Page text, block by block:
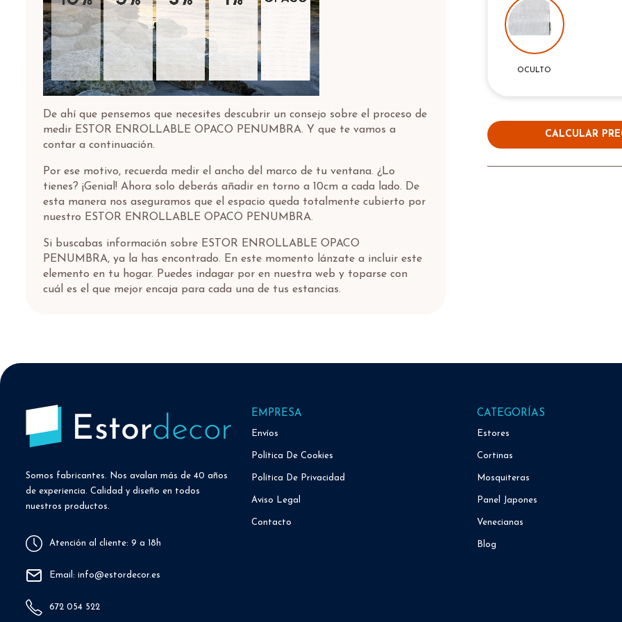
De ahí que pensemos que necesites descubrir un consejo sobre el proceso de
medir ESTOR ENROLLABLE OPACO PENUMBRA. Y que te vamos a
contar a continuación.
Por ese motivo, recuerda medir el ancho del marco de tu ventana. ¿Lo
tienes? ¡Genial! Ahora solo deberás añadir en torno a 10cm a cada lado. De
esta manera nos aseguramos que el espacio queda totalmente cubierto por
nuestro ESTOR ENROLLABLE OPACO PENUMBRA.
Si buscabas información sobre ESTOR ENROLLABLE OPACO
PENUMBRA, ya la has encontrado. En este momento lánzate a incluir este
elemento en tu hogar. Puedes indagar por en nuestra web y toparse con
cuál es el que mejor encaja para cada una de tus estancias.
OCULTO
CALCULAR
Somos fabricantes. Nos avalan más de 40 años
de experiencia. Calidad y diseño en todos
nuestros productos.
Atención al cliente: 9 a 18h
Email: info@estordecor.es
672 054 522
EMPRESA
Envíos
Política De Cookies
Política De Privacidad
Aviso Legal
Contacto
CATEGORÍAS
Estores
Cortinas
Mosquiteras
Panel Japones
Venecianas
Blog